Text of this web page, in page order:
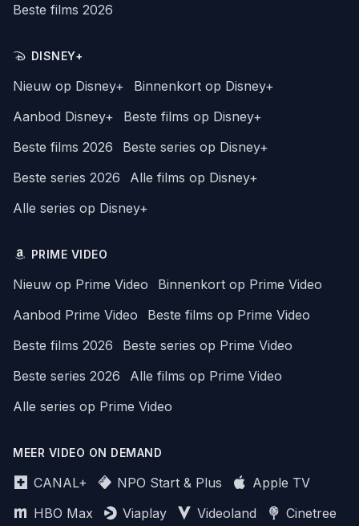
Beste films 2026
DISNEY+
Nieuw op Disney+
Binnenkort op Disney+
Aanbod Disney+
Beste films op Disney+
Beste films 2026
Beste series op Disney+
Beste series 2026
Alle films op Disney+
Alle series op Disney+
PRIME VIDEO
Nieuw op Prime Video
Binnenkort op Prime Video
Aanbod Prime Video
Beste films op Prime Video
Beste films 2026
Beste series op Prime Video
Beste series 2026
Alle films op Prime Video
Alle series op Prime Video
MEER VIDEO ON DEMAND
CANAL+ NPO Start & Plus
Apple TV
HBO Max
Viaplay Videoland Cinetree